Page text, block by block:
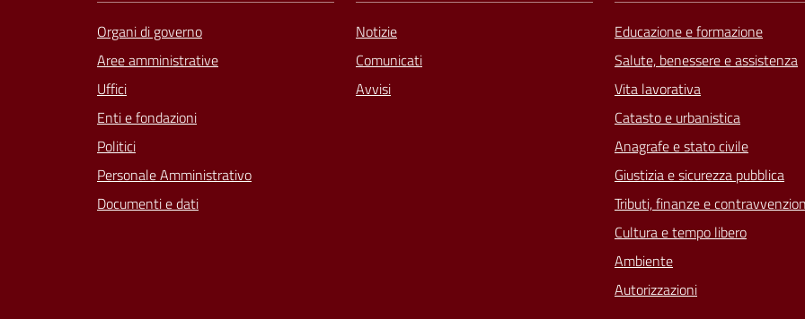
Organi di governo
Aree amministrative
Uffici
Enti e fondazioni
Politici
Personale Amministrativo
Documenti e dati
Notizie
Comunicati
Avvisi
Educazione e formazione
Salute, benessere e assistenza
Vita lavorativa
Catasto e urbanistica
Anagrafe e stato civile
Giustizia e sicurezza pubblica
Tributi, finanze e
Cultura e tempo libero
Ambiente
Autorizzazioni